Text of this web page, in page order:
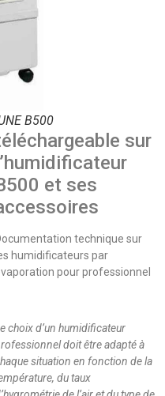
B500
sur
l’humidificateur
et ses
technique sur
humidificateurs par
pour professionnel
choix d’un humidificateur
doit être adapté à
situation en fonction de la
du taux